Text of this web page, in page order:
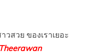
สวย ของเราเยอะ
Theerawan